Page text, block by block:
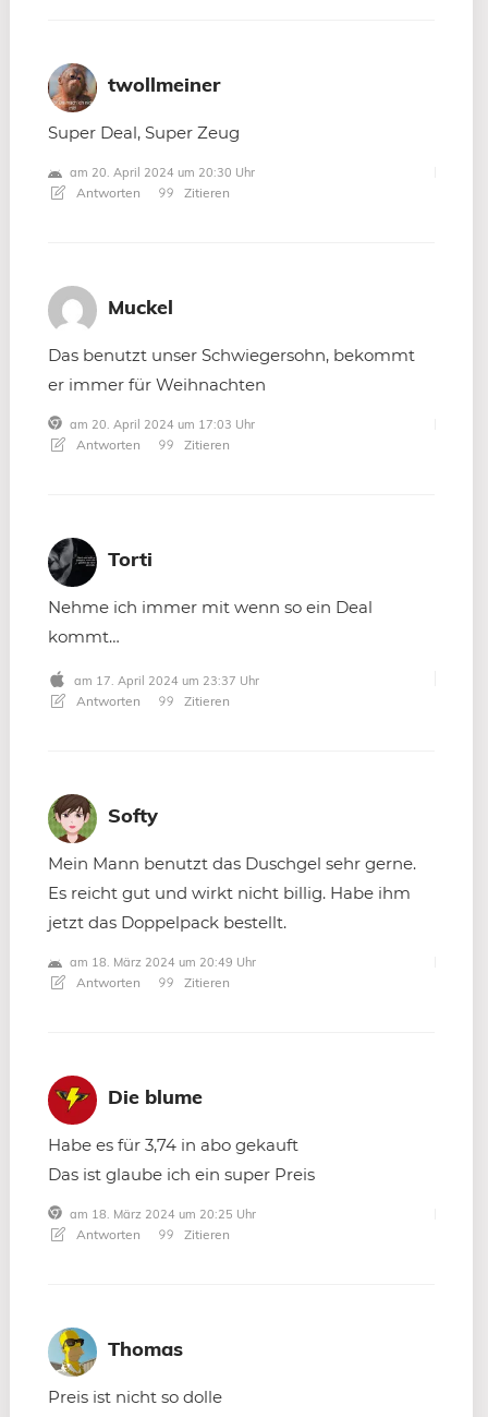
twollmeiner
Super Deal, Super Zeug
am 20. April 2024 um 20:30 Uhr
Antworten Zitieren
Muckel
Das benutzt unser Schwiegersohn, bekommt
er immer für Weihnachten
am 20. April 2024 um 17:03 Uhr
Antworten Zitieren
Torti
Nehme ich immer mit wenn so ein Deal
kommt…
am 17. April 2024 um 23:37 Uhr
Antworten Zitieren
Softy
Mein Mann benutzt das Duschgel sehr gerne.
Es reicht gut und wirkt nicht billig. Habe ihm
jetzt das Doppelpack bestellt.
am 18. März 2024 um 20:49 Uhr
Antworten Zitieren
Die blume
Habe es für 3,74 in abo gekauft
Das ist glaube ich ein super Preis
am 18. März 2024 um 20:25 Uhr
Antworten Zitieren
Thomas
Preis ist nicht so dolle